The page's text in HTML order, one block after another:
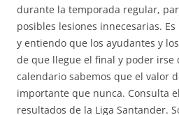
durante la temporada regular,
posibles lesiones innecesarias.
y entiendo que los ayudantes y
de que llegue el final y poder irse
calendario sabemos que el valor
importante que nunca. Consulta
resultados de la Liga Santander.